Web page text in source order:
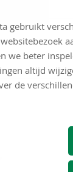
gebruikt
we beter
altijd
de